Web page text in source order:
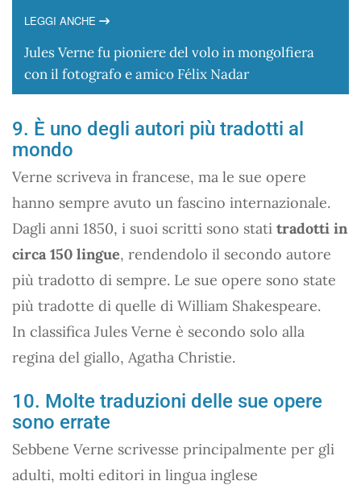
LEGGI ANCHE
Jules Verne fu pioniere del volo in mongolfiera
con il fotografo e amico Félix Nadar
9. È uno degli autori più tradotti al
mondo
Verne scriveva in francese, ma le sue opere
hanno sempre avuto un fascino internazionale.
Dagli anni 1850, i suoi scritti sono stati tradotti in
circa 150 lingue, rendendolo il secondo autore
più tradotto di sempre. Le sue opere sono state
più tradotte di quelle di William Shakespeare.
In classifica Jules Verne è secondo solo alla
regina del giallo, Agatha Christie.
10. Molte traduzioni delle sue opere
sono errate
Sebbene Verne scrivesse principalmente per gli
adulti, molti editori in lingua inglese